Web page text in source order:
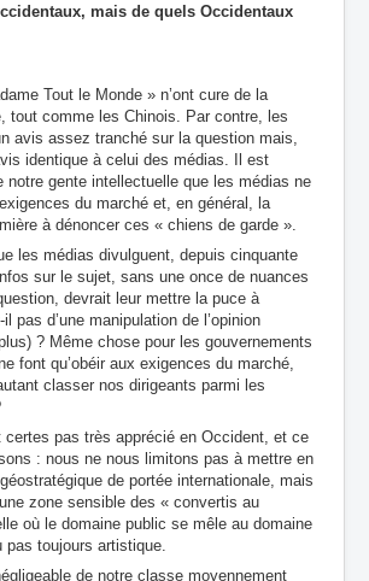
, mais de quels Occidentaux
Tout le Monde » n’ont cure de la
tout comme les Chinois. Par contre, les
avis assez tranché sur la question mais,
identique à celui des médias. Il est
notre gente intellectuelle que les médias ne
du marché et, en général, la
à dénoncer ces « chiens de garde ».
les médias divulguent, depuis cinquante
sur le sujet, sans une once de nuances
devrait leur mettre la puce à
il pas d’une manipulation de l’opinion
? Même chose pour les gouvernements
font qu’obéir aux exigences du marché,
classer nos dirigeants parmi les
certes pas très apprécié en Occident, et ce
: nous ne nous limitons pas à mettre en
de portée internationale, mais
zone sensible des « convertis au
où le domaine public se mêle au domaine
toujours artistique.
de notre classe moyennement